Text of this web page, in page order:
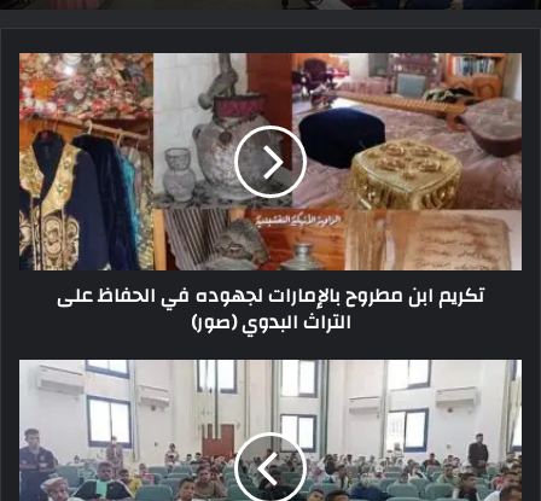
تكريم ابن مطروح بالإمارات لجهوده في الحفاظ على
التراث البدوي (صور)